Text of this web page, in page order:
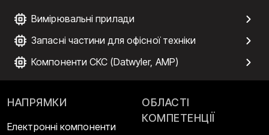
Вимірювальні прилади
Запасні частини для офісної техніки
Компоненти СКС (Datwyler, AMP)
НАПРЯМКИ
Електронні компоненти
ОБЛАСТІ
КОМПЕТЕНЦІЇ